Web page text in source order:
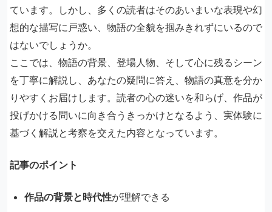
ています。しかし、多くの読者はそのあいまいな表現や幻
想的な描写に戸惑い、物語の全貌を掴みきれずにいるので
はないでしょうか。
ここでは、物語の背景、登場人物、そして心に残るシーン
を丁寧に解説し、あなたの疑問に答え、物語の真意を分か
りやすくお届けします。読者の心の迷いを和らげ、作品が
投げかける問いに向き合うきっかけとなるよう、実体験に
基づく解説と考察を交えた内容となっています。
記事のポイント
作品の背景と時代性が理解できる